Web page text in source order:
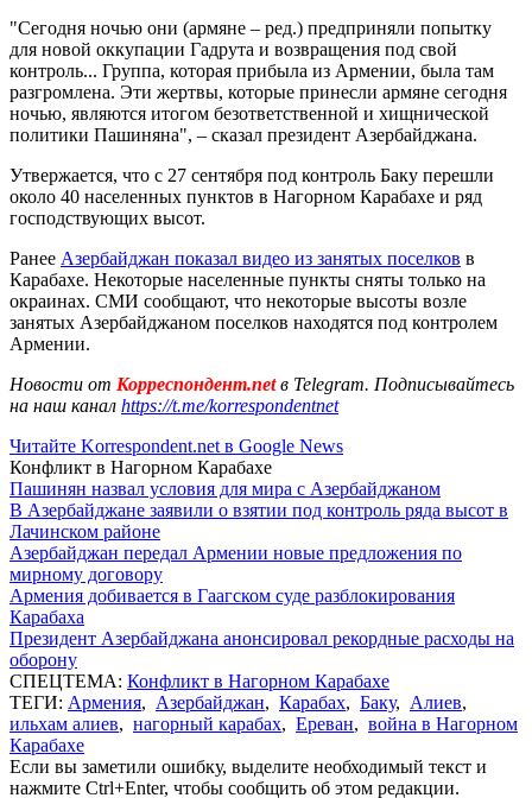
"Сегодня ночью они (армяне – ред.) предприняли попытку
для новой оккупации Гадрута и возвращения под свой
контроль... Группа, которая прибыла из Армении, была там
разгромлена. Эти жертвы, которые принесли армяне сегодня
ночью, являются итогом безответственной и хищнической
политики Пашиняна", – сказал президент Азербайджана.
Утвержается, что с 27 сентября под контроль Баку перешли
около 40 населенных пунктов в Нагорном Карабахе и ряд
господствующих высот.
Ранее Азербайджан показал видео из занятых поселков в
Карабахе. Некоторые населенные пункты сняты только на
окраинах. СМИ сообщают, что некоторые высоты возле
занятых Азербайджаном поселков находятся под контролем
Армении.
Новости от Корреспондент.netв Telegram. Подписывайтесь
на наш канал https://t.me/korrespondentnet
Читайте Korrespondent.net в Google News
Конфликт в Нагорном Карабахе
Пашинян назвал условия для мира с Азербайджаном
В Азербайджане заявили о взятии под контроль ряда высот в
Лачинском районе
Азербайджан передал Армении новые предложения по
мирному договору
Армения добивается в Гаагском суде разблокирования
Карабаха
Президент Азербайджана анонсировал рекордные расходы на
оборону
СПЕЦТЕМА: Конфликт в Нагорном Карабахе
ТЕГИ: Армения, Азербайджан, Карабах, Баку, Алиев,
ильхам алиев, нагорный карабах, Ереван, война в Нагорном
Карабахе
Если вы заметили ошибку, выделите необходимый текст и
нажмите Ctrl+Enter, чтобы сообщить об этом редакции.